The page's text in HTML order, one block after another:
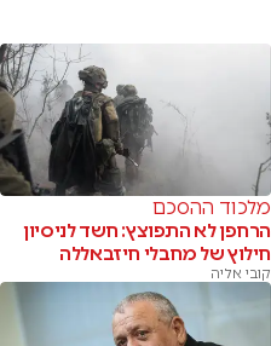
מלכוד ההסכם
הרחפן לא התפוצץ: חשד לניסיון
חילוץ של מחבלי חיזבאללה
קובי אליה